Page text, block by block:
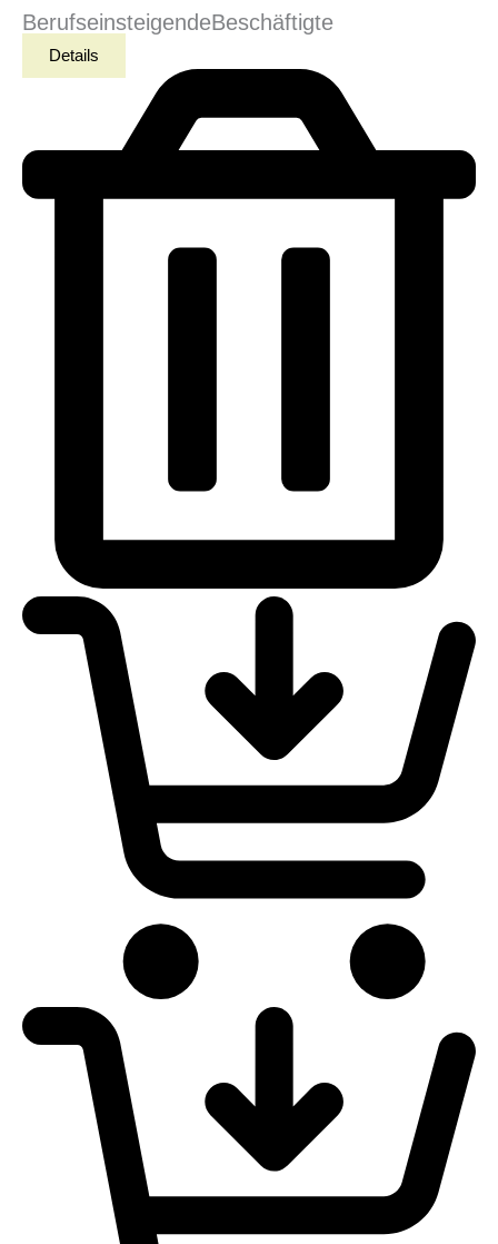
BerufseinsteigendeBeschäftigte
Details